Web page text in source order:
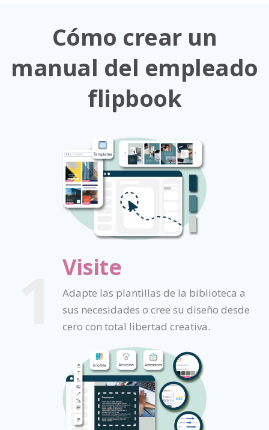
Cómo crear un
manual del empleado
flipbook
Visite
Adapte las plantillas de la biblioteca a
sus necesidades o cree su diseño desde
cero con total libertad creativa.